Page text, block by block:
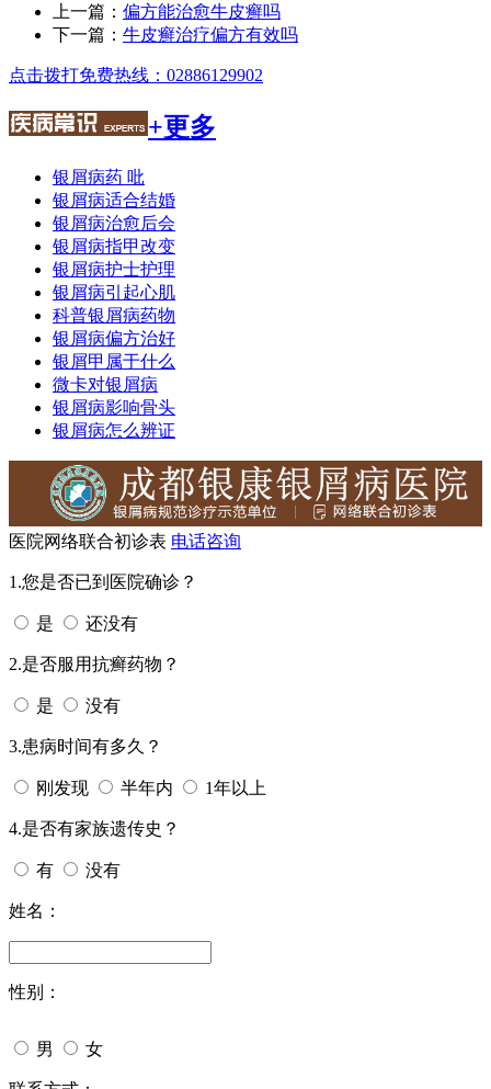
上一篇： 偏方能治愈牛皮癣吗
下一篇： 牛皮癣治疗偏方有效吗
点击拨打免费热线：02886129902
+更多
银屑病药 吡
银屑病适合结婚
银屑病治愈后会
银屑病指甲改变
银屑病护士护理
银屑病引起心肌
科普银屑病药物
银屑病偏方治好
银屑甲属于什么
微卡对银屑病
银屑病影响骨头
银屑病怎么辨证
医院网络联合初诊表 电话咨询
1.您是否已到医院确诊？
是 还没有
2.是否服用抗癣药物？
是 没有
3.患病时间有多久？
刚发现 半年内 1年以上
4.是否有家族遗传史？
有 没有
姓名：
性别：
男 女